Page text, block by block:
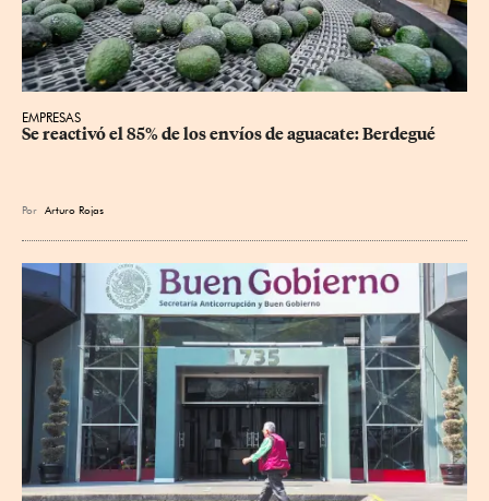
EMPRESAS
Se reactivó el 85% de los envíos de aguacate: Berdegué
Por Arturo Rojas